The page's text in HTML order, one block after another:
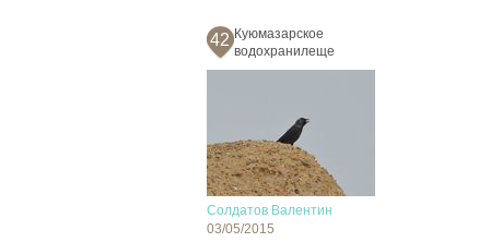
42 Куюмазарское
водохранилеще
Солдатов Валентин
03/05/2015